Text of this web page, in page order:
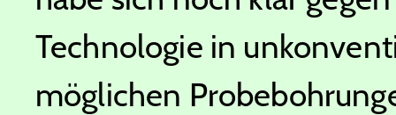
Technologie in
möglichen